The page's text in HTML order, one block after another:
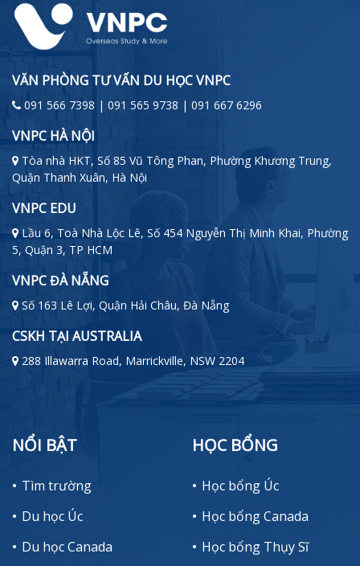
VĂN PHÒNG TƯ VẤN DU HỌC VNPC
091 566 7398 | 091 565 9738 | 091 667 6296
VNPC HÀ NỘI
Tòa nhà HKT, Số 85 Vũ Tông Phan, Phường Khương Trung,
Quận Thanh Xuân, Hà Nội
VNPC EDU
Lầu 6, Toà Nhà Lộc Lê, Số 454 Nguyễn Thị Minh Khai, Phường
5, Quận 3, TP HCM
VNPC ĐÀ NẴNG
Số 163 Lê Lợi, Quận Hải Châu, Đà Nẵng
CSKH TẠI AUSTRALIA
288 Illawarra Road, Marrickville, NSW 2204
NỔI BẬT
Tìm trường
Du học Úc
Du học Canada
HỌC BỔNG
Học bổng Úc
Học bổng Canada
Học bổng Thụy Sĩ